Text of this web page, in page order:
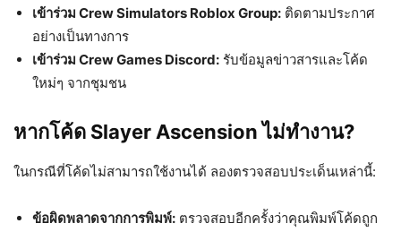
เข้าร่วม Crew Simulators Roblox Group: ติดตามประกาศ
อย่างเป็นทางการ
เข้าร่วม Crew Games Discord: รับข้อมูลข่าวสารและโค้ด
ใหม่ๆ จากชุมชน
หากโค้ด Slayer Ascension ไม่ทำงาน?
ในกรณีที่โค้ดไม่สามารถใช้งานได้ ลองตรวจสอบประเด็นเหล่านี้:
ข้อผิดพลาดจากการพิมพ์: ตรวจสอบอีกครั้งว่าคุณพิมพ์โค้ดถูก